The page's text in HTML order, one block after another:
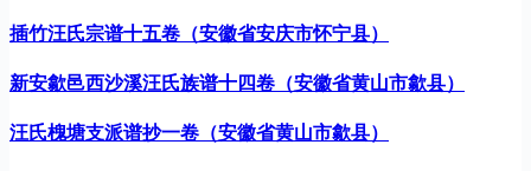
插竹汪氏宗谱十五卷（安徽省安庆市怀宁县）
新安歙邑西沙溪汪氏族谱十四卷（安徽省黄山市歙县）
汪氏槐塘支派谱抄一卷（安徽省黄山市歙县）